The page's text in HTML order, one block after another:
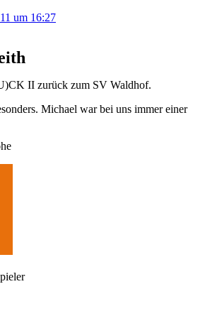
um 16:27
II zurück zum SV Waldhof.
Michael war bei uns immer einer